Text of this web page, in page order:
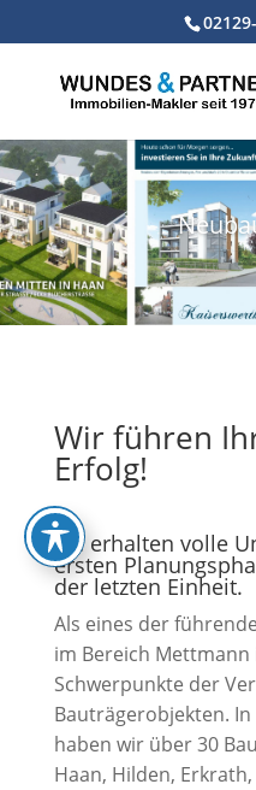
Wir führen
Erfolg!
Sie erhalten volle
ersten
der letzten Einheit.
Als eines der
im Bereich
Schwerpunkte der
Bauträgerobjekten.
haben wir über 30
Haan, Hilden,